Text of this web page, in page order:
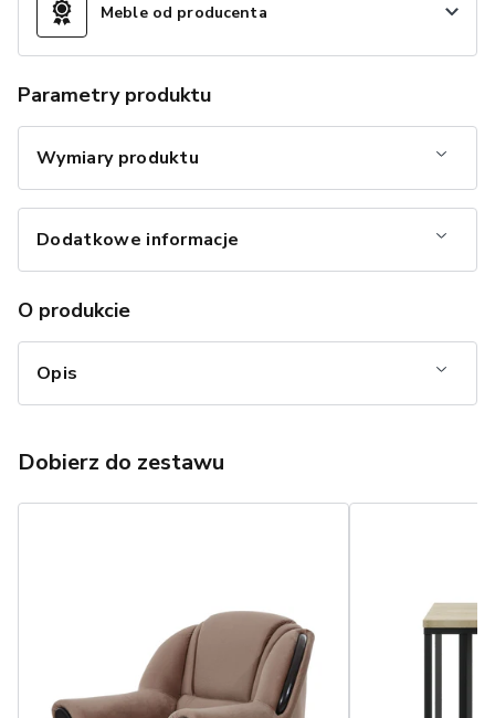
Meble od producenta
Parametry produktu
Wymiary produktu
Dodatkowe informacje
O produkcie
Opis
Dobierz do zestawu